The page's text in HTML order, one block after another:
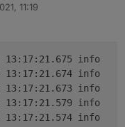
11:19